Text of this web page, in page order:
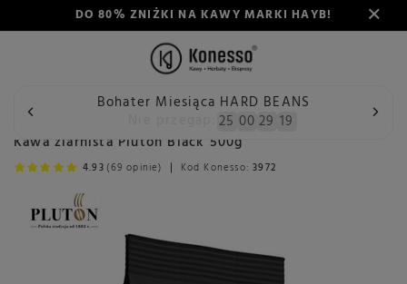
DO 80% ZNIŻKI NA KAWY MARKI HAYB!
Bohater Miesiąca HARD BEANS
25 00 29 18
Wstecz Konesso Kawa Przeznaczenie Do ekspresu
Kawa ziarnista Pluton Black 500g
4.93 (69 opinie) Kod Konesso:3972